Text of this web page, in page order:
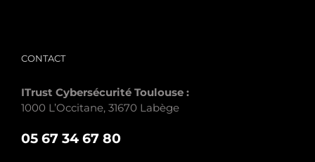
CONTACT
ITrust Cybersécurité Toulouse :
1000 L’Occitane, 31670 Labège
05 67 34 67 80